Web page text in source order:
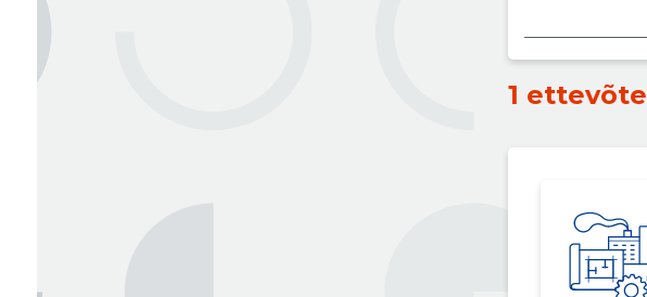
1 ettevõte